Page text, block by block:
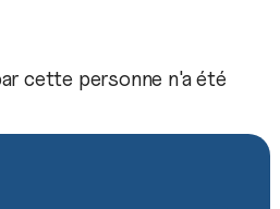
cette personne n'a été